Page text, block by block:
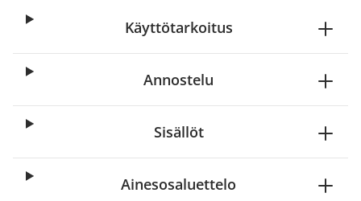
Käyttötarkoitus
Annostelu
Sisällöt
Ainesosaluettelo